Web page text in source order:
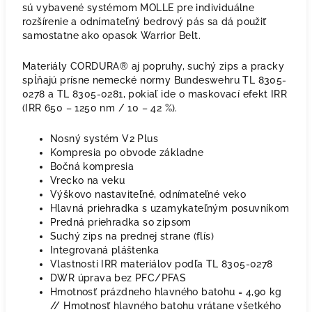
sú vybavené systémom MOLLE pre individuálne
rozšírenie a odnímateľný bedrový pás sa dá použiť
samostatne ako opasok Warrior Belt.
Materiály CORDURA® aj popruhy, suchý zips a pracky
spĺňajú prísne nemecké normy Bundeswehru TL 8305-
0278 a TL 8305-0281, pokiaľ ide o maskovací efekt IRR
(IRR 650 – 1250 nm / 10 – 42 %).
Nosný systém V2 Plus
Kompresia po obvode základne
Bočná kompresia
Vrecko na veku
Výškovo nastaviteľné, odnímateľné veko
Hlavná priehradka s uzamykateľným posuvníkom
Predná priehradka so zipsom
Suchý zips na prednej strane (flís)
Integrovaná pláštenka
Vlastnosti IRR materiálov podľa TL 8305-0278
DWR úprava bez PFC/PFAS
Hmotnosť prázdneho hlavného batohu = 4,90 kg
// Hmotnosť hlavného batohu vrátane všetkého